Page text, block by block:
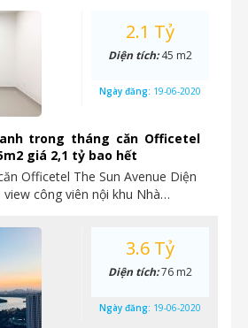
trong tháng căn Officetel
giá 2,1 tỷ bao hết
Officetel The Sun Avenue Diện
công viên nội khu Nhà…
2.1 Tỷ
Diện tích:45 m2
Ngày đăng: 19-06-2020
3.6 Tỷ
Diện tích:76 m2
Ngày đăng: 19-06-2020